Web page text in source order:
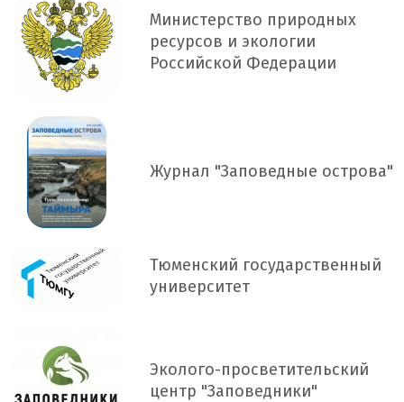
Министерство природных
ресурсов и экологии
Российской Федерации
Журнал "Заповедные острова"
Тюменский государственный
университет
Эколого-просветительский
центр "Заповедники"